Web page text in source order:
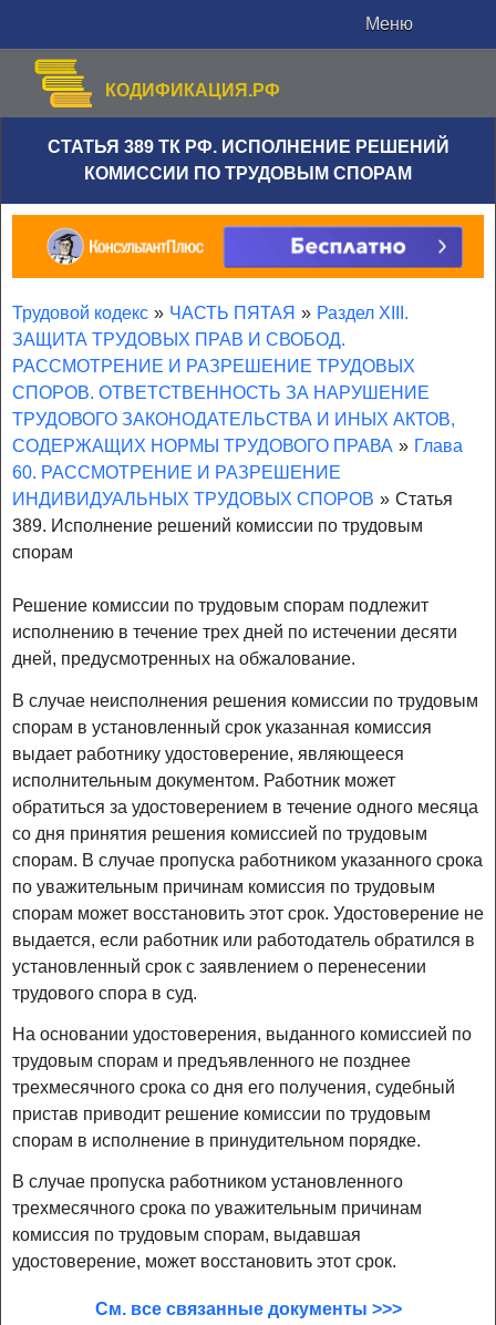
Меню
КОДИФИКАЦИЯ.РФ
СТАТЬЯ 389 ТК РФ. ИСПОЛНЕНИЕ РЕШЕНИЙ
КОМИССИИ ПО ТРУДОВЫМ СПОРАМ
Трудовой кодекс » ЧАСТЬ ПЯТАЯ » Раздел XIII.
ЗАЩИТА ТРУДОВЫХ ПРАВ И СВОБОД.
РАССМОТРЕНИЕ И РАЗРЕШЕНИЕ ТРУДОВЫХ
СПОРОВ. ОТВЕТСТВЕННОСТЬ ЗА НАРУШЕНИЕ
ТРУДОВОГО ЗАКОНОДАТЕЛЬСТВА И ИНЫХ АКТОВ,
СОДЕРЖАЩИХ НОРМЫ ТРУДОВОГО ПРАВА » Глава
60. РАССМОТРЕНИЕ И РАЗРЕШЕНИЕ
ИНДИВИДУАЛЬНЫХ ТРУДОВЫХ СПОРОВ » Статья
389. Исполнение решений комиссии по трудовым
спорам
Решение комиссии по трудовым спорам подлежит
исполнению в течение трех дней по истечении десяти
дней, предусмотренных на обжалование.
В случае неисполнения решения комиссии по трудовым
спорам в установленный срок указанная комиссия
выдает работнику удостоверение, являющееся
исполнительным документом. Работник может
обратиться за удостоверением в течение одного месяца
со дня принятия решения комиссией по трудовым
спорам. В случае пропуска работником указанного срока
по уважительным причинам комиссия по трудовым
спорам может восстановить этот срок. Удостоверение не
выдается, если работник или работодатель обратился в
установленный срок с заявлением о перенесении
трудового спора в суд.
На основании удостоверения, выданного комиссией по
трудовым спорам и предъявленного не позднее
трехмесячного срока со дня его получения, судебный
пристав приводит решение комиссии по трудовым
спорам в исполнение в принудительном порядке.
В случае пропуска работником установленного
трехмесячного срока по уважительным причинам
комиссия по трудовым спорам, выдавшая
удостоверение, может восстановить этот срок.
См. все связанные документы >>>